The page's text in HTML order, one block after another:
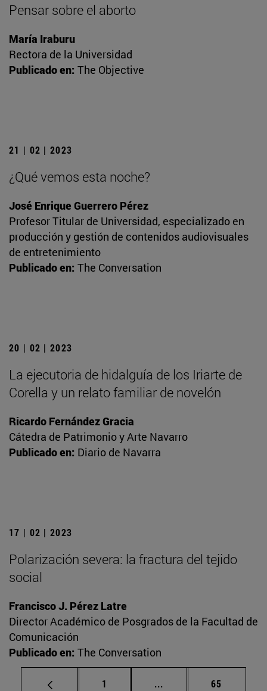
Pensar sobre el aborto
María Iraburu
Rectora de la Universidad
Publicado en: The Objective
21 | 02 | 2023
¿Qué vemos esta noche?
José Enrique Guerrero Pérez
Profesor Titular de Universidad, especializado en
producción y gestión de contenidos audiovisuales
de entretenimiento
Publicado en: The Conversation
20 | 02 | 2023
La ejecutoria de hidalguía de los Iriarte de
Corella y un relato familiar de novelón
Ricardo Fernández Gracia
Cátedra de Patrimonio y Arte Navarro
Publicado en: Diario de Navarra
17 | 02 | 2023
Polarización severa: la fractura del tejido
social
Francisco J. Pérez Latre
Director Académico de Posgrados de la Facultad de
Comunicación
Publicado en: The Conversation
Página
1 ... Páginas intermedias
Página
65